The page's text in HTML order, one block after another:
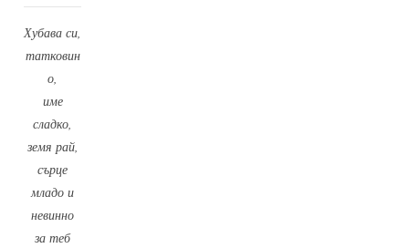
Хубава си,
татковин
о,
име
сладко,
земя рай,
сърце
младо и
невинно
за теб